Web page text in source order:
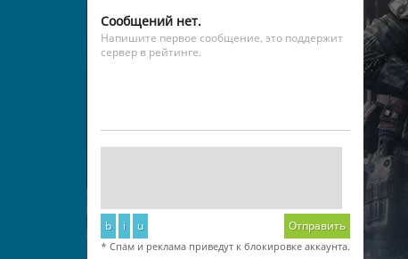
Сообщений нет.
Напишите первое сообщение, это поддержит
сервер в рейтинге.
b i u Отправить
* Спам и реклама приведут к блокировке аккаунта.